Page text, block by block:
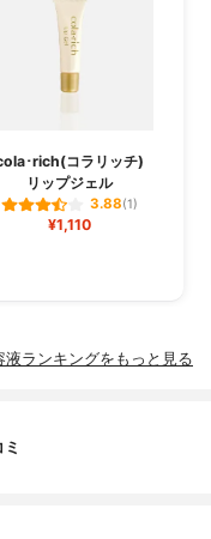
･rich(コラリッチ)
リップジェル
3.88(1)
¥1,110
液ランキングをもっと見る